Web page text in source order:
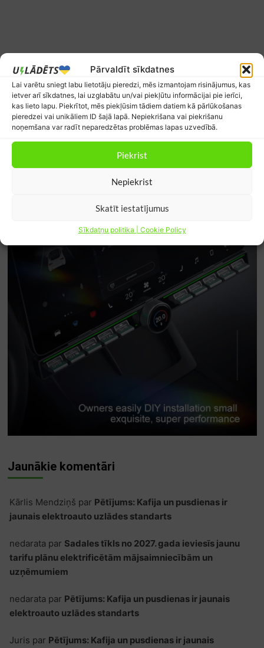
Pārvaldīt sīkdatnes
Lai varētu sniegt labu lietotāju pieredzi, mēs izmantojam risinājumus, kas
ietver arī sīkdatnes, lai uzglabātu un/vai piekļūtu informācijai pie ierīci,
kas lieto lapu. Piekrītot, mēs piekļūsim tādiem datiem kā pārlūkošanas
pieredzei vai unikāliem ID šajā lapā. Nepiekrišana vai piekrišanu
noņemšana var radīt neparedzētas problēmas lapas uzvedībā.
Piekrist
Nepiekrist
Skatīt iestatījumus
Sīkdatņu politika | Cookie Policy
Jaunākie komentāri
Kārlis Mendziņš par Pētījums: Kafija un pusdienas ir
jaunais elektroauto uzlādes standarts
nedarata par Sadales tīkls no 2027. gada ieviesīs jaunu
tarifu plānu elektrificētām mājsaimniecībām un
uzņēmumiem
nedarata par Pētījums: Kafija un pusdienas ir jaunais
elektroauto uzlādes standarts
Juris par Pētījums: Kafija un pusdienas ir jaunais